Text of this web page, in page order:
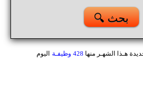
🔍 بحث
هـذا الشهـر منها 428 وظيفـة اليوم